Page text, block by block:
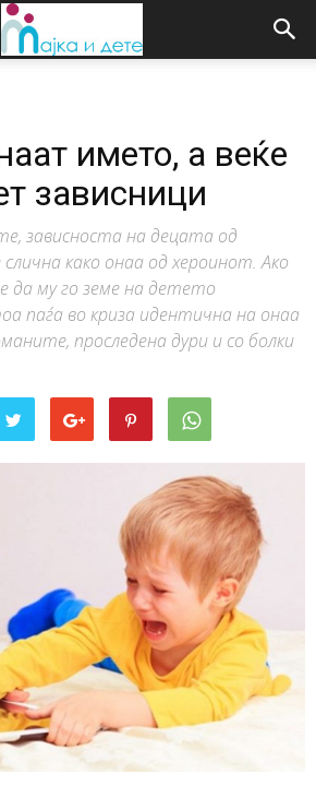
името, а веќе
зависници
зависноста на децата од
како онаа од хероинот. Ако
да му го земе на детето
паѓа во криза идентична на онаа
проследена дури и со болки